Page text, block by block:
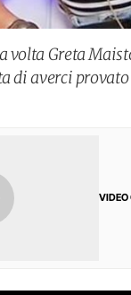
volta Greta
di averci
VIDEO